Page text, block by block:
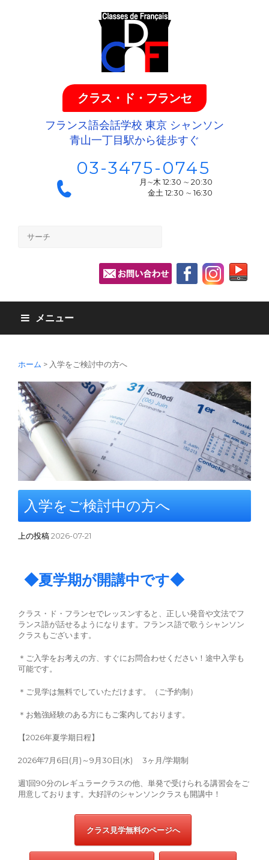
クラス・ド・フランセ
フランス語会話学校 東京 シャンソン
青山一丁目駅から徒歩すぐ
03-3475-0745
月∼木 12:30 ∼ 20:30
金土 12:30 ∼ 16:30
メニュー
ホーム > 入学をご検討中の方へ
入学をご検討中の方へ
上の投稿2026-07-21
◆夏学期が開講中です◆
クラス・ド・フランセでレッスンすると、正しい発音や文法でフ
ランス語が話せるようになります。フランス語で歌うシャンソン
クラスもございます。
＊ご入学をお考えの方、すぐにお問合わせください！途中入学も
可能です。
＊ご見学は無料でしていただけます。（ご予約制）
＊お勉強経験のある方にもご案内しております。
【2026年夏学期日程】
2026年7月6日(月)～9月30日(水) 3ヶ月/学期制
週1回90分のレギュラークラスの他、単発で受けられる講習会をご
用意しております。大好評のシャンソンクラスも開講中！
クラス見学無料のページへ